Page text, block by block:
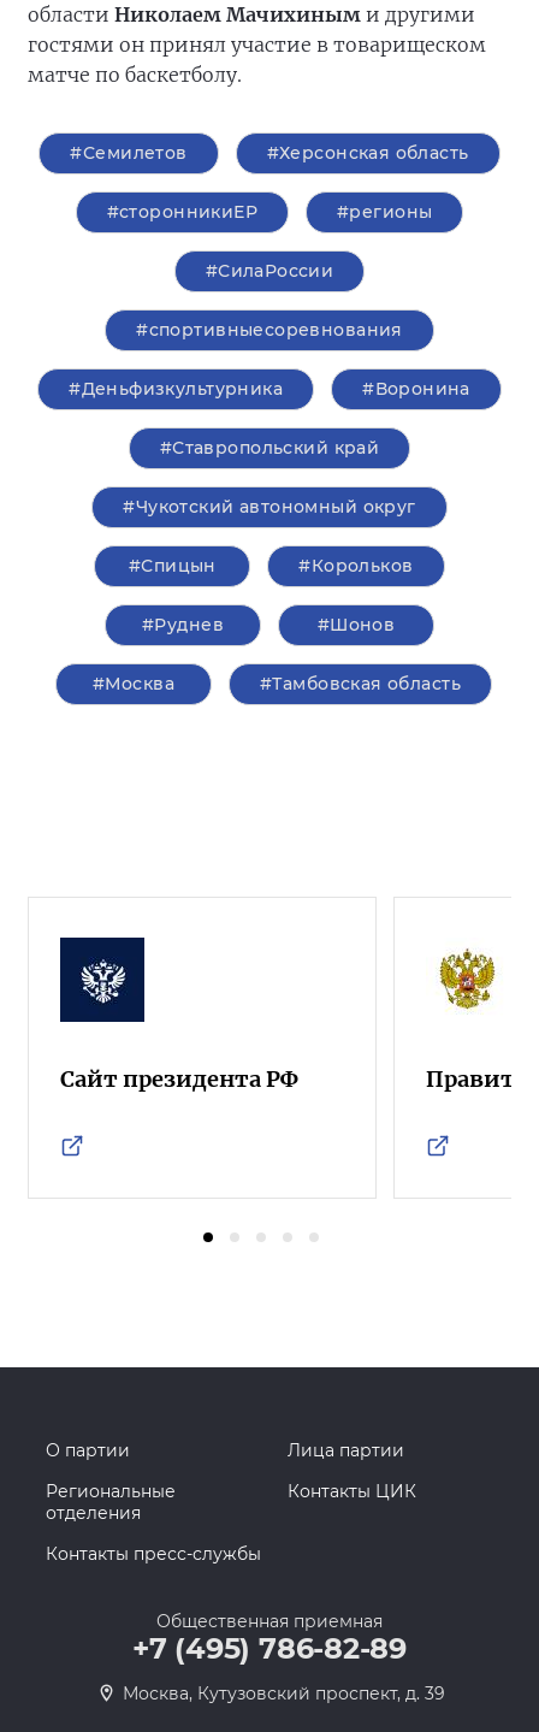
области Николаем Мачихиным и другими
гостями он принял участие в товарищеском
матче по баскетболу.
#Семилетов #Херсонская область
#сторонникиЕР #регионы
#СилаРоссии
#спортивныесоревнования
#Деньфизкультурника #Воронина
#Ставропольский край
#Чукотский автономный округ
#Спицын #Корольков
#Руднев #Шонов
#Москва #Тамбовская область
Сайт президента РФ
О партии
Лица партии
Региональные
отделения
Контакты ЦИК
Контакты пресс-службы
Общественная приемная
+7 (495) 786-82-89
Москва, Кутузовский проспект, д. 39